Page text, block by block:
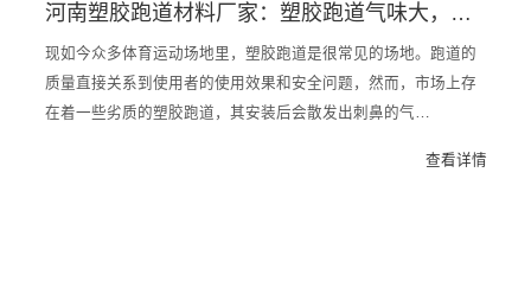
河南塑胶跑道材料厂家：塑胶跑道气味大，是劣质跑道？
现如今众多体育运动场地里，塑胶跑道是很常见的场地。跑道的
质量直接关系到使用者的使用效果和安全问题，然而，市场上存
在着一些劣质的塑胶跑道，其安装后会散发出刺鼻的气…
查看详情